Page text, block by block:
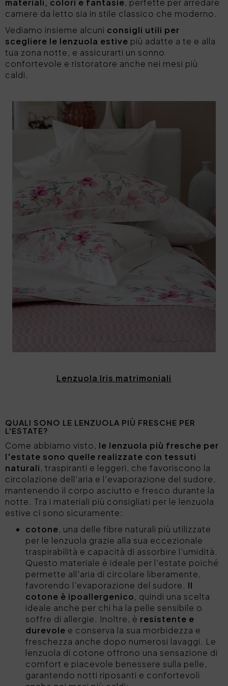
materiali, colori e fantasie, perfette per arredare
camere da letto sia in stile classico che moderno.
Vediamo insieme alcuni consigli utili per
scegliere le lenzuola estive più adatte a te e alla
tua zona notte, e assicurarti un sonno
confortevole e ristoratore anche nei mesi più
caldi.
Lenzuola Iris matrimoniali
QUALI SONO LE LENZUOLA PIÙ FRESCHE PER
L'ESTATE?
Come abbiamo visto, le lenzuola più fresche per
l'estate sono quelle realizzate con tessuti
naturali, traspiranti e leggeri, che favoriscono la
circolazione dell'aria e l'evaporazione del sudore,
mantenendo il corpo asciutto e fresco durante la
notte. Tra i materiali più consigliati per le lenzuola
estive ci sono sicuramente:
cotone, una delle fibre naturali più utilizzate
per le lenzuola grazie alla sua eccezionale
traspirabilità e capacità di assorbire l'umidità.
Questo materiale è ideale per l'estate poiché
permette all'aria di circolare liberamente,
favorendo l'evaporazione del sudore. Il
cotone è ipoallergenico, quindi una scelta
ideale anche per chi ha la pelle sensibile o
soffre di allergie. Inoltre, è resistente e
durevole e conserva la sua morbidezza e
freschezza anche dopo numerosi lavaggi. Le
lenzuola di cotone offrono una sensazione di
comfort e piacevole benessere sulla pelle,
garantendo notti riposanti e confortevoli